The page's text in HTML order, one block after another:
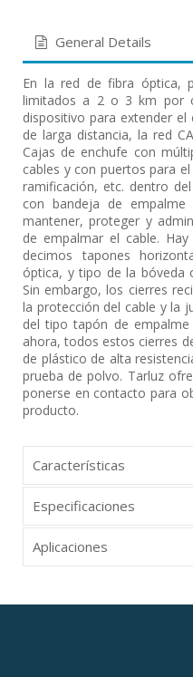
General Details
En la red de fibra óptica,
limitados a 2 o 3 km por
dispositivo para extender
de larga distancia, la red
Cajas de enchufe con
cables y con puertos para
ramificación, etc. dentro
con bandeja de
mantener, proteger y
de empalmar el cable.
decimos tapones
óptica, y tipo de la bóveda
Sin embargo, los cierres
la protección del cable y la
del tipo tapón de
ahora, todos estos cierres
de plástico de alta
prueba de polvo. Tarluz
ponerse en contacto para
producto.
Características
Especificaciones
Aplicaciones